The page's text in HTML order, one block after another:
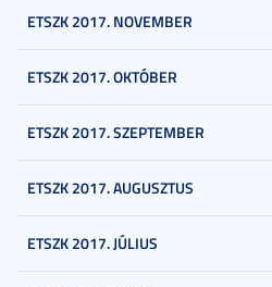
ETSZK 2017. NOVEMBER
ETSZK 2017. OKTÓBER
ETSZK 2017. SZEPTEMBER
ETSZK 2017. AUGUSZTUS
ETSZK 2017. JÚLIUS